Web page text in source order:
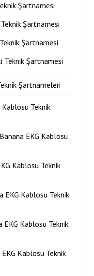
Şartnamesi
Şartnamesi
Şartnamesi
Teknik Şartnamesi
Şartnameleri
Teknik
EKG Kablosu
Kablosu Teknik
EKG Kablosu Teknik
EKG Kablosu Teknik
Kablosu Teknik